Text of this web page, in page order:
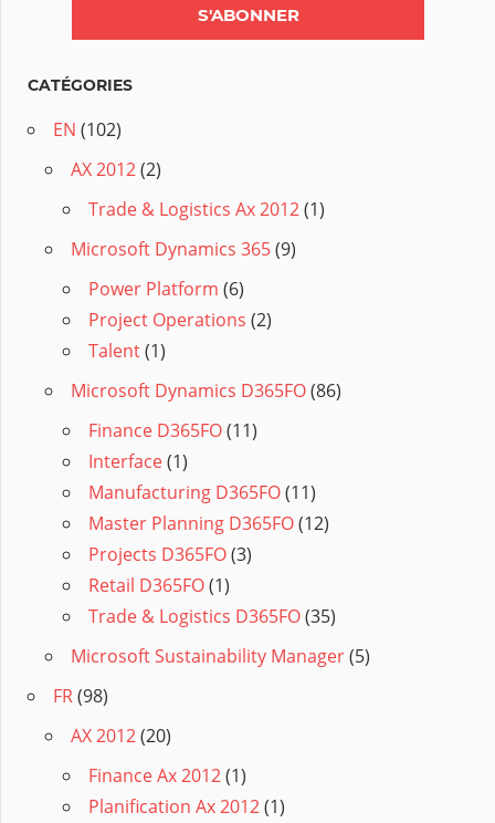
CATÉGORIES
EN (102)
AX 2012(2)
Trade & Logistics Ax 2012(1)
Microsoft Dynamics 365(9)
Power Platform (6)
Project Operations (2)
Talent(1)
Microsoft Dynamics D365FO(86)
Finance D365FO(11)
Interface(1)
Manufacturing D365FO(11)
Master Planning D365FO(12)
Projects D365FO(3)
Retail D365FO(1)
Trade & Logistics D365FO(35)
Microsoft Sustainability Manager(5)
FR(98)
AX 2012(20)
Finance Ax 2012(1)
Planification Ax 2012(1)